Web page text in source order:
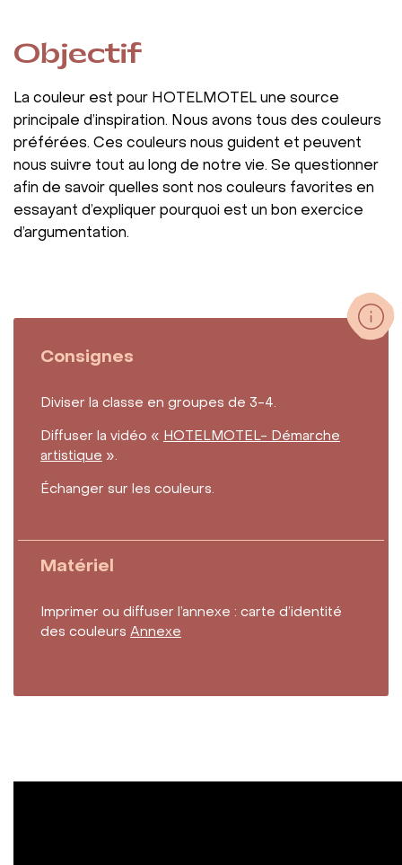
Objectif
La couleur est pour HOTELMOTEL une source
principale d’inspiration. Nous avons tous des couleurs
préférées. Ces couleurs nous guident et peuvent
nous suivre tout au long de notre vie. Se questionner
afin de savoir quelles sont nos couleurs favorites en
essayant d’expliquer pourquoi est un bon exercice
d’argumentation.
Consignes
Diviser la classe en groupes de 3-4.
Diffuser la vidéo « HOTELMOTEL- Démarche
artistique ».
Échanger sur les couleurs.
Matériel
Imprimer ou diffuser l’annexe : carte d’identité
des couleurs Annexe